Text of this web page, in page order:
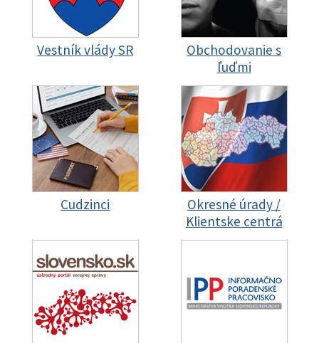
Vestník vlády SR
Obchodovanie s
ľuďmi
Cudzinci
Okresné úrady /
Klientske centrá